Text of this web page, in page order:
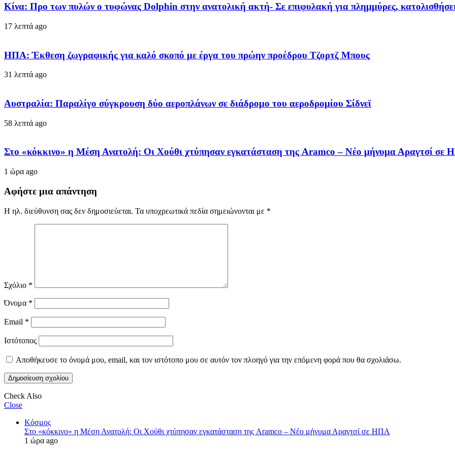
Κίνα: Προ των πυλών ο τυφώνας Dolphin στην ανατολική ακτή- Σε επιφυλακή για πλημμύρες,
17 λεπτά ago
ΗΠΑ: Έκθεση ζωγραφικής για καλό σκοπό με έργα του πρώην προέδρου Τζορτζ Μπους
31 λεπτά ago
Αυστραλία: Παραλίγο σύγκρουση δύο αεροπλάνων σε διάδρομο του αεροδρομίου Σίδνεϊ
58 λεπτά ago
Στο «κόκκινο» η Μέση Ανατολή: Οι Χούθι χτύπησαν εγκατάσταση της Aramco – Νέο μήνυμα Αραγτσί σε
1 ώρα ago
Αφήστε μια απάντηση
Η ηλ. διεύθυνση σας δεν δημοσιεύεται. Τα υποχρεωτικά πεδία σημειώνονται με *
Σχόλιο *
Όνομα *
Email *
Ιστότοπος
Αποθήκευσε το όνομά μου, email, και τον ιστότοπο μου σε αυτόν τον πλοηγό για την επόμενη φορά που θα σχολιάσω.
Check Also
Close
Κόσμος
Στο «κόκκινο» η Μέση Ανατολή: Οι Χούθι χτύπησαν εγκατάσταση της Aramco – Νέο μήνυμα Αραγτσί σε ΗΠΑ
1 ώρα ago